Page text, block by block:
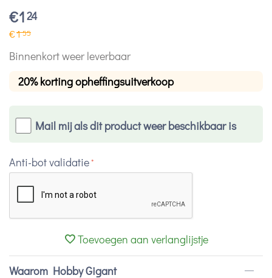
€124
€155
Binnenkort weer leverbaar
20% korting opheffingsuitverkoop
Mail mij als dit product weer beschikbaar is
Anti-bot validatie
Toevoegen aan verlanglijstje
Waarom Hobby Gigant